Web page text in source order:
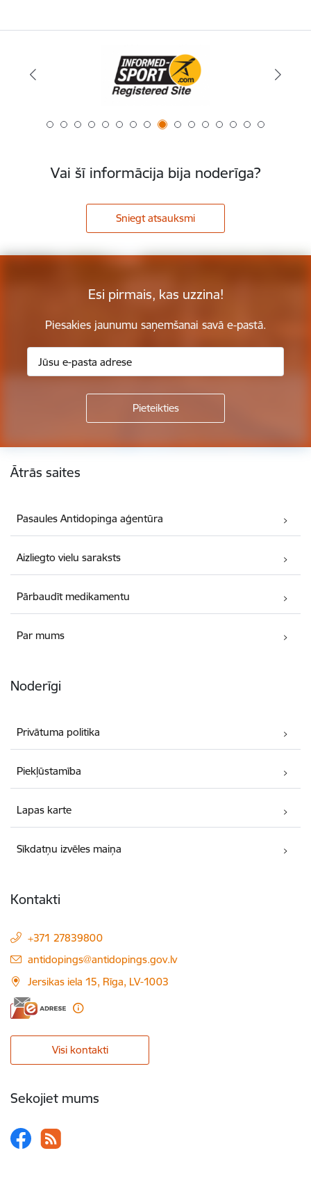
Vai šī informācija bija noderīga?
Sniegt atsauksmi
Esi pirmais, kas uzzina!
Piesakies jaunumu saņemšanai savā e-pastā.
Ātrās saites
Pasaules Antidopinga aģentūra
Aizliegto vielu saraksts
Pārbaudīt medikamentu
Par mums
Noderīgi
Privātuma politika
Piekļūstamība
Lapas karte
Sīkdatņu izvēles maiņa
Kontakti
+371 27839800
E-pasts:
antidopings@antidopings.gov.lv
Jersikas iela 15, Rīga, LV-1003
Visi kontakti
Sekojiet mums